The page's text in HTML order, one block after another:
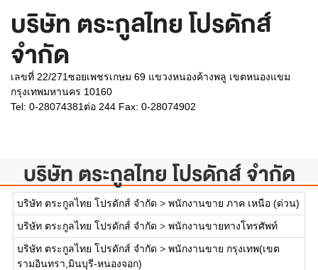
บริษัท ตระกูลไทย โปรดักส์
จำกัด
เลขที่ 22/271ซอยเพชรเกษม 69 แขวงหนองค้างพลู เขตหนองแขม
กรุงเทพมหานคร 10160
Tel: 0-28074381ต่อ 244 Fax: 0-28074902
บริษัท ตระกูลไทย โปรดักส์ จำกัด
บริษัท ตระกูลไทย โปรดักส์ จำกัด > พนักงานขาย ภาค เหนือ (ด่วน)
บริษัท ตระกูลไทย โปรดักส์ จำกัด > พนักงานขายทางโทรศัพท์
บริษัท ตระกูลไทย โปรดักส์ จำกัด > พนักงานขาย กรุงเทพ(เขต
รามอินทรา,มินบุรี-หนองจอก)